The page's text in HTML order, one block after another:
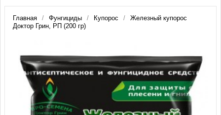
Главная Фунгициды Купорос
Железный купорос
Доктор Грин, РП (200 гр)